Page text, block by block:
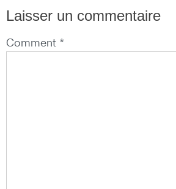
Laisser un commentaire
Comment *